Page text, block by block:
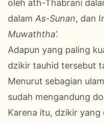
oleh ath-Thabrani
dalam As-Sunan, dan
Muwaththa’.
Adapun yang paling
dzikir tauhid tersebut
Menurut sebagian
sudah mengandung
Karena itu, dzikir